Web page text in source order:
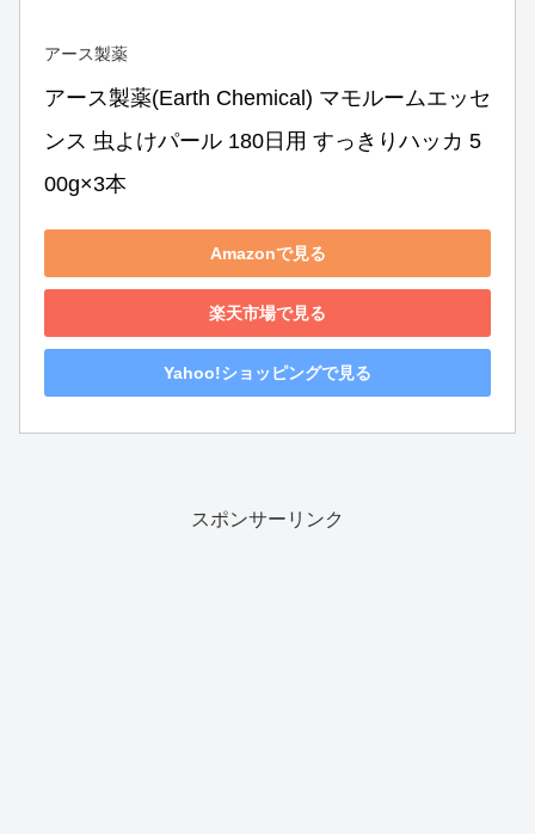
アース製薬
アース製薬(Earth Chemical) マモルームエッセ
ンス 虫よけパール 180日用 すっきりハッカ 5
00g×3本
Amazonで見る
楽天市場で見る
Yahoo!ショッピングで見る
スポンサーリンク